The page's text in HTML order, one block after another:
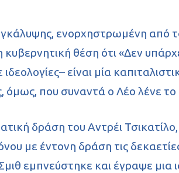
ενορχηστρωμένη από
θέση ότι «Δεν
είναι μία
όμως, που συναντά ο Λέο λένε
δράση του Αντρέι
με έντονη δράση τις δεκαετίες
εμπνεύστηκε και έγραψε μια